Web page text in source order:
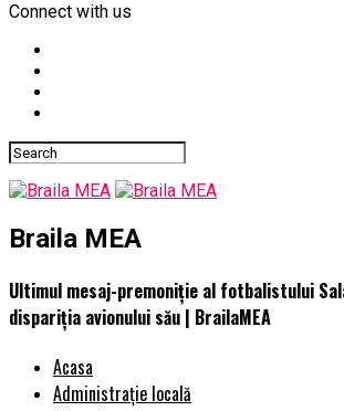
Connect with us
Braila MEA
Ultimul mesaj-premoniție al fotbalistului
dispariția avionului său | BrailaMEA
Acasa
Administrație locală